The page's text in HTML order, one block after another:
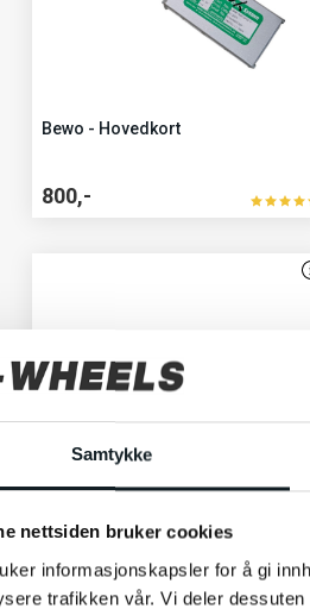
Samtykke
nettsiden bruker cookies
informasjonskapsler for å gi
trafikken vår. Vi deler
Bewo - Hovedkort
800,-
26 personer har kjøpt varen nylig
Girøre - Jason+,-Trekking,-Pro,
Ultimate,-+,-Trekking, Balance+